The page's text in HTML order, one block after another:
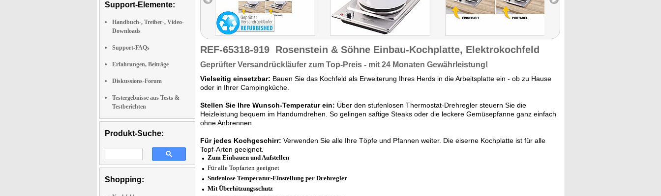
Support-Elemente:
Handbuch-, Treiber-, Video-
Downloads
Support-FAQs
Erfahrungen, Beiträge
Diskussions-Forum
Testergebnisse aus Tests &
Testberichten
Produkt-Suche:
Shopping:
REF-65318-919 Rosenstein & Söhne Einbau-Kochplatte, Elektrokochfeld
Geprüfter Versandrückläufer zum Top-Preis - mit 24 Monaten Gewährleistung!
Vielseitig einsetzbar: Bauen Sie das Kochfeld als Erweiterung Ihres Herds in die Arbeitsplatte ein - ob zu Hause
oder in Ihrer Campingküche.
Stellen Sie Ihre Wunsch-Temperatur ein: Über den stufenlosen Thermostat-Drehregler steuern Sie die
Heizleistung bequem im Handumdrehen. So gelingen saftige Steaks oder die leckere Gemüsepfanne ganz einfach
ohne Anbrennen.
Für jedes Kochgeschirr: Verwenden Sie alle Ihre Töpfe und Pfannen weiter. Die eiserne Kochplatte ist für alle
Topf-Arten geeignet.
Zum Einbauen und Aufstellen
Für alle Topfarten geeignet
Stufenlose Temperatur-Einstellung per Drehregler
Mit Überhitzungsschutz